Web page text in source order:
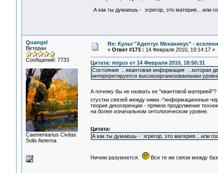
А как ты думаешь - эгрегор, это материя... или
Quangel
Ветеран
Сообщений: 7733
Сaementarius Civitas
Solis Aeterna
Re: Культ "Адептус Механикус" -
« Ответ #173 : 14 Февраля 2010, 19:14:17 »
Цитата: migus от 14 Февраля 2010, 18:50:31
Состояния ...квантовая информация ...которая
интерпретируется высокоорганизованными
А почему бы не назвать ее "квантовой материей"?
сгустки связей между ними -"информационные
теория декогеренции - прямое продолжение
на более изначальном онтологическом уровне.
Цитата:
А как ты думаешь - эгрегор, это материя... или
Ничем разумеется. Все те же связи между